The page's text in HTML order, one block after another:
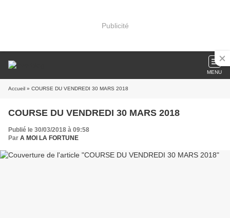
Publicité
MENU
Accueil » COURSE DU VENDREDI 30 MARS 2018
COURSE DU VENDREDI 30 MARS 2018
Publié le 30/03/2018 à 09:58
Par A MOI LA FORTUNE